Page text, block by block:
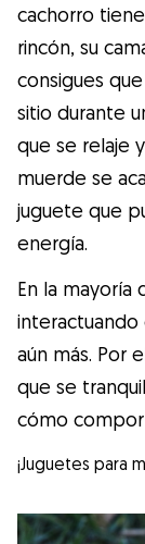
cachorro
rincón, su
consigues
sitio durante
que se relaje
muerde se
juguete que
energía.
En la mayoría
interactuando
aún más. Por
que se
cómo
¡Juguetes para